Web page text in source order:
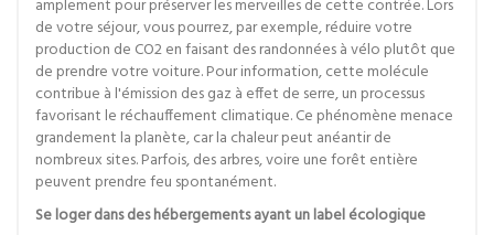
amplement pour préserver les merveilles de cette contrée. Lors
de votre séjour, vous pourrez, par exemple, réduire votre
production de CO2 en faisant des randonnées à vélo plutôt que
de prendre votre voiture. Pour information, cette molécule
contribue à l'émission des gaz à effet de serre, un processus
favorisant le réchauffement climatique. Ce phénomène menace
grandement la planète, car la chaleur peut anéantir de
nombreux sites. Parfois, des arbres, voire une forêt entière
peuvent prendre feu spontanément.
Se loger dans des hébergements ayant un label écologique